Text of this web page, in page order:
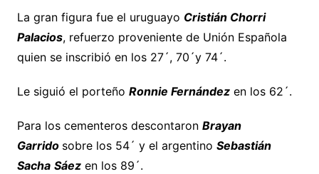
La gran figura fue el uruguayo Cristián Chorri
Palacios, refuerzo proveniente de Unión Española
quien se inscribió en los 27´, 70´y 74´.
Le siguió el porteño Ronnie Fernándezen los 62´.
Para los cementeros descontaron Brayan
Garrido sobre los 54´ y el argentino Sebastián
Sacha Sáez en los 89´.